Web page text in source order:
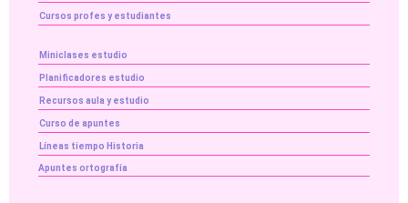
Cursos profes y estudiantes
Miniclases estudio
Planificadores estudio
Recursos aula y estudio
Curso de apuntes
Líneas tiempo Historia
Apuntes ortografía